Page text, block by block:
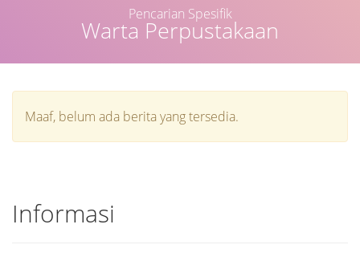
Warta Perpustakaan
Pencarian Spesifik
Maaf, belum ada berita yang tersedia.
Informasi